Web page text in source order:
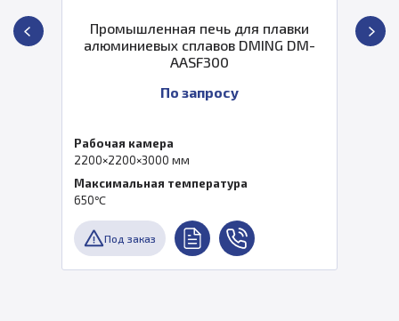
Промышленная печь для плавки
алюминиевых сплавов DMING DM-
AASF300
По запросу
Рабочая камера
2200×2200×3000 мм
Максимальная температура
650℃
Под заказ